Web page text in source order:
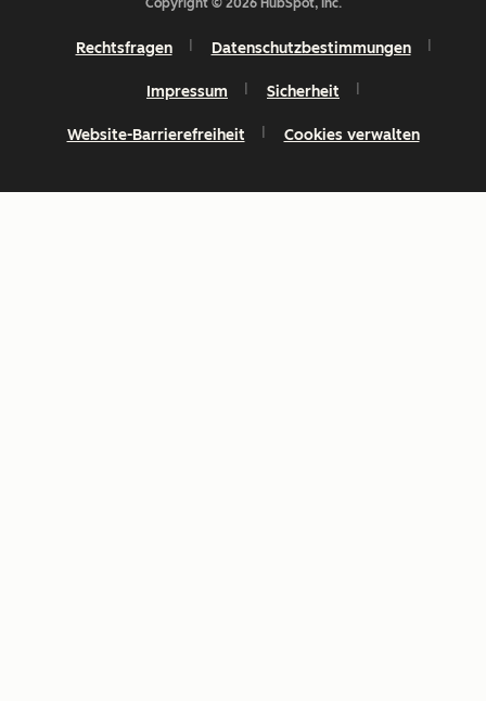
Copyright © 2026 HubSpot, Inc.
Rechtsfragen Datenschutzbestimmungen
Impressum Sicherheit
Website-Barrierefreiheit Cookies verwalten